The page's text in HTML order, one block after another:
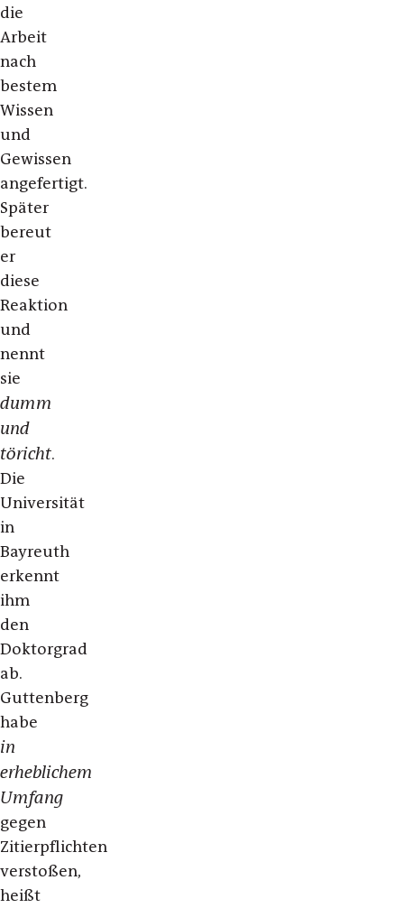
die
Arbeit
nach
bestem
Wissen
und
Gewissen
angefertigt.
Später
bereut
er
diese
Reaktion
und
nennt
sie
dumm
und
töricht.
Die
Universität
in
Bayreuth
erkennt
ihm
den
Doktorgrad
ab.
Guttenberg
habe
in
erheblichem
Umfang
gegen
Zitierpflichten
verstoßen,
heißt